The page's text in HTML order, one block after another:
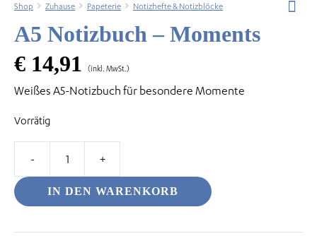
Shop Zuhause Papeterie Notizhefte & Notizblöcke
A5 Notizbuch – Moments
€ 14,91 (inkl. MwSt.)
Weißes A5-Notizbuch für besondere Momente
Vorrätig
Notizbuch
–
IN DEN WARENKORB